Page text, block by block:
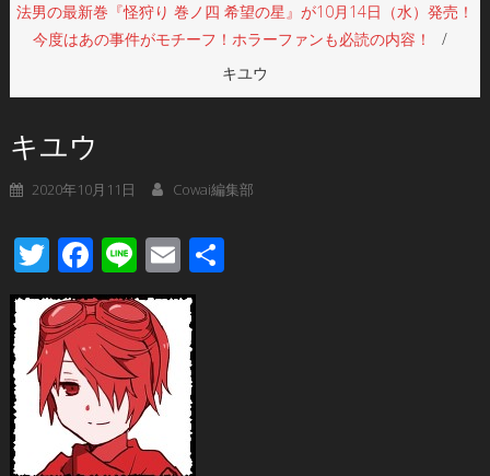
法男の最新巻『怪狩り 巻ノ四 希望の星』が10月14日（水）発売！
今度はあの事件がモチーフ！ホラーファンも必読の内容！
キユウ
キユウ
2020年10月11日 Cowai編集部
Twitter
Facebook
LineEmail